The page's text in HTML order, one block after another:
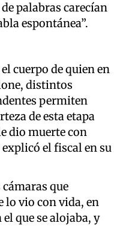
palabras carecían
espontánea”.
cuerpo de quien en
distintos
permiten
de esta etapa
dio muerte con
el fiscal en su
que
lo vio con vida, en
que se alojaba, y